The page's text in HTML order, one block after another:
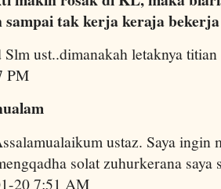
sampai tak kerja keraja
ust..dimanakah letaknya
PM
ustaz. Saya ingin
solat zuhurkerana saya
20 7:51 AM